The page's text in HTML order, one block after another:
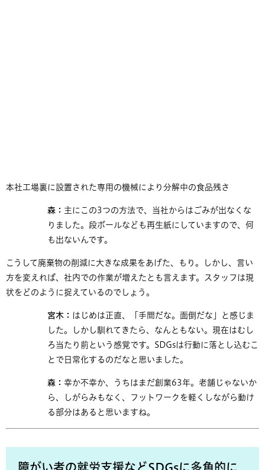
本社工場裏に設置された専用の機械により分解中の食品残さ
森： 主にこの3つの方法で、当社からはごみが出なくな
りました。段ボールなども再生紙にしていますので、何
も出ないんです。
こうして廃棄物の削減に大きな成果をあげた、もり。しかし、言い
方を変えれば、社内での作業が増えたとも言えます。スタッフは現
状をどのように捉えているのでしょう。
宮木： はじめは正直、「手間だな。面倒だな」と感じま
した。しかし馴れてきたら、なんともない。現在はむし
ろ当たり前という感覚です。SDGsは行動に落とし込むこ
とで日常化するのだなと思いました。
森： 幸か不幸か、うちはまだ創業63年。老舗じゃないか
ら、しがらみもなく、フットワークを軽くしながら動け
る部分はあると思いますね。
障がい者の就労支援などSDGsに多角的に